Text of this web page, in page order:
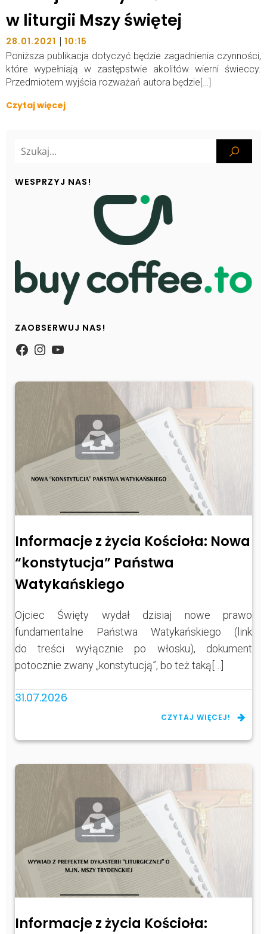
w liturgii Mszy świętej
28.01.2021 | 10:15
Poniższa publikacja dotyczyć będzie zagadnienia czynności,
które wypełniają w zastępstwie akolitów wierni świeccy.
Przedmiotem wyjścia rozważań autora będzie[…]
Czytaj więcej
WESPRZYJ NAS!
ZAOBSERWUJ NAS!
https://www.facebook.com/
Instagram
YouTube
Informacje z życia Kościoła: Nowa
“konstytucja” Państwa
Watykańskiego
Ojciec Święty wydał dzisiaj nowe prawo
fundamentalne Państwa Watykańskiego (link
do treści wyłącznie po włosku), dokument
potocznie zwany „konstytucją”, bo też taką[…]
31.07.2026
CZYTAJ WIĘCEJ!
Informacje z życia Kościoła: